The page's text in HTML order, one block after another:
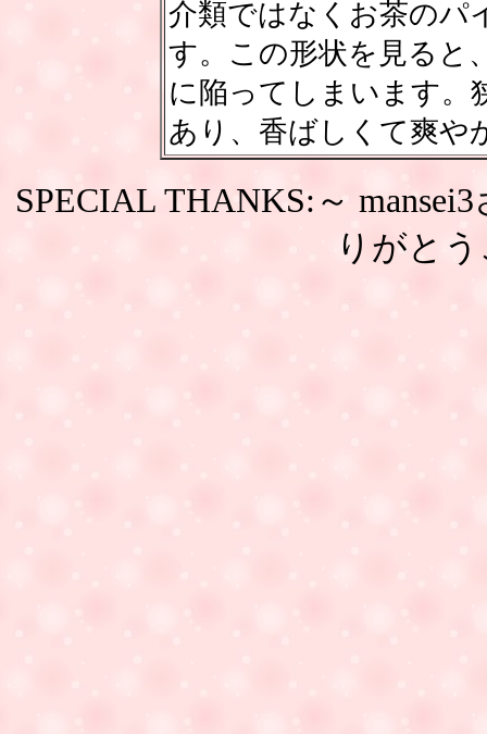
介類ではなくお茶のパ
す。この形状を見ると
に陥ってしまいます。
あり、香ばしくて爽や
SPECIAL THANKS:～
りがと